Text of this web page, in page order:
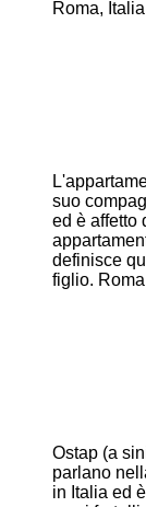
Roma,
suo
ed è affetto
definisce
figlio.
Ostap (a
parlano
in Italia ed